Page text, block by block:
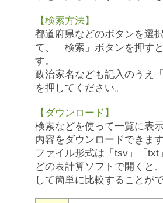
【検索方法】
都道府県などのボタンを選
て、「検索」ボタンを押す
す。
政治家名なども記入のうえ
を押してください。
【ダウンロード】
検索などを使って一覧に表
内容をダウンロードできます
ファイル形式は「tsv」「txt
どの表計算ソフトで開くと
して簡単に比較することがで